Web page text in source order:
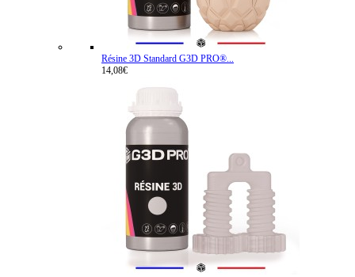
Résine 3D Standard G3D PRO®...
14,08€